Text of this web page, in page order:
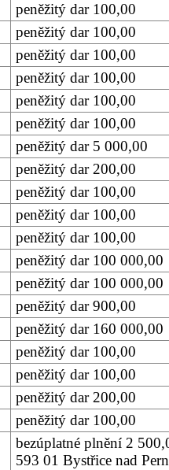
peněžitý dar 100,00
peněžitý dar 100,00
peněžitý dar 100,00
peněžitý dar 100,00
peněžitý dar 100,00
peněžitý dar 100,00
peněžitý dar 5 000,00
peněžitý dar 200,00
peněžitý dar 100,00
peněžitý dar 100,00
peněžitý dar 100,00
peněžitý dar 100 000,00
peněžitý dar 100 000,00
peněžitý dar 900,00
peněžitý dar 160 000,00
peněžitý dar 100,00
peněžitý dar 100,00
peněžitý dar 200,00
peněžitý dar 100,00
bezúplatné plnění 2
593 01 Bystřice nad